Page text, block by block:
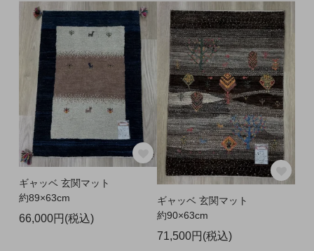
ギャッベ 玄関マット
約89×63cm
66,000円(税込)
ギャッベ 玄関マット
約90×63cm
71,500円(税込)